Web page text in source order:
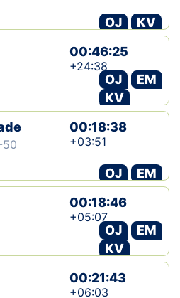
OTSI
OJ
KV
00:46:25
+24:38
OJ
EM
KV
50
00:18:38
+03:51
OJ
EM
00:18:46
+05:07
OJ
EM
KV
00:21:43
+06:03